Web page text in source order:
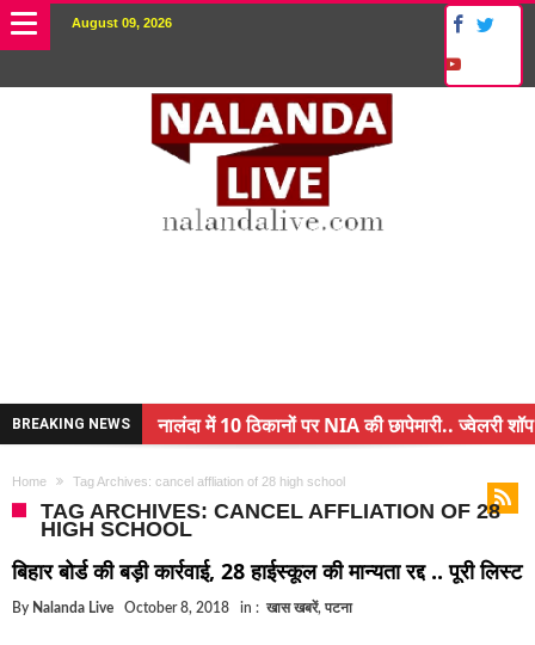
August 09, 2026
BREAKING NEWS
नालंदा में 10 ठिकानों पर NIA की छापेमारी.. ज्वेलरी शॉप
अंचल पदाधिकारी (CO) बर्खास्त.. फर्जीवाड़ा कर पाई थी
बिहार में एक और सिक्स लेन की मंजूरी.. जानिए किन-किन
Home Tag Archives: cancel affliation of 28 high school
TAG ARCHIVES: CANCEL AFFLIATION OF 28
HIGH SCHOOL
बिहार बोर्ड की बड़ी कार्रवाई, 28 हाईस्कूल की मान्यता रद्द .. पूरी लिस्ट
By Nalanda Live October 8, 2018 in : खास खबरें, पटना